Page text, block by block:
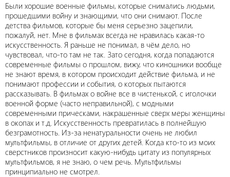
Были хорошие военные фильмы, которые снимались людьми,
прошедшими войну и знающими, что они снимают. После
детства фильмов, которые бы меня серьезно зацепили,
пожалуй, нет. Мне в фильмах всегда не нравилась какая-то
искусственность. Я раньше не понимал, в чём дело, но
чувствовал, что-то там не так. Зато сегодня, когда попадаются
современные фильмы о прошлом, вижу, что киношники вообще
не знают время, в котором происходит действие фильма, и не
понимают профессии и события, о которых пытаются
рассказывать. В фильмах о войне все в чистенькой, с иголочки
военной форме (часто неправильной), с модными
современными прическами, накрашенные сверх меры женщины
в окопах и т.д. Искусственность превратилась в полнейшую
безграмотность. Из-за ненатуральности очень не любил
мультфильмы, в отличие от других детей. Когда кто-то из моих
сверстников произносит какую-нибудь цитату из популярных
мультфильмов, я не знаю, о чем речь. Мультфильмы
принципиально не смотрел.